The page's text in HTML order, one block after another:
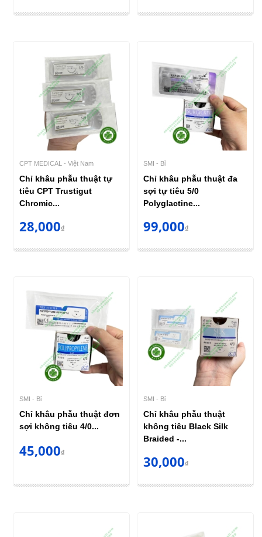
CPT MEDICAL - Việt Nam
Chỉ khâu phẫu thuật tự
tiêu CPT Trustigut
Chromic...
28,000₫
SMI - Bỉ
Chỉ khâu phẫu thuật đa
sợi tự tiêu 5/0
Polyglactine...
99,000₫
SMI - Bỉ
Chỉ khâu phẫu thuật đơn
sợi không tiêu 4/0...
45,000₫
SMI - Bỉ
Chỉ khâu phẫu thuật
không tiêu Black Silk
Braided -...
30,000₫